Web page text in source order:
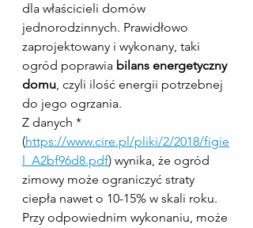
dla właścicieli domów
jednorodzinnych. Prawidłowo
zaprojektowany i wykonany, taki
ogród poprawia bilans energetyczny
domu, czyli ilość energii potrzebnej
do jego ogrzania.
Z danych *
(https://www.cire.pl/pliki/2/2018/figie
l_A2bf96d8.pdf) wynika, że ogród
zimowy może ograniczyć straty
ciepła nawet o 10-15% w skali roku.
Przy odpowiednim wykonaniu, może